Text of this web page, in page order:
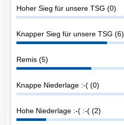
Hoher Sieg für unsere TSG (0)
Knapper Sieg für unsere TSG (6)
Remis (5)
Knappe Niederlage :-( (0)
Hohe Niederlage :-( :-( (2)